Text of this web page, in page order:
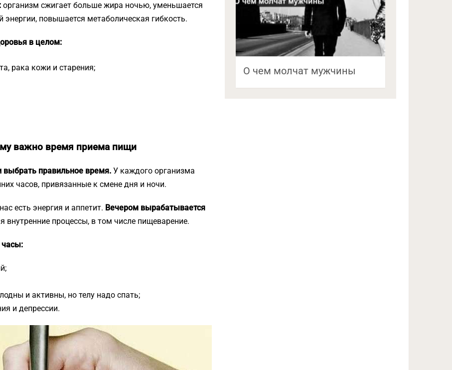
организм сжигает больше жира ночью, уменьшается
энергии, повышается метаболическая гибкость.
в целом:
рака кожи и старения;
важно время приема пищи
выбрать правильное время. У каждого организма
часов, привязанные к смене дня и ночи.
есть энергия и аппетит. Вечером вырабатывается
внутренние процессы, в том числе пищеварение.
часы:
и активны, но телу надо спать;
и депрессии.
О чем молчат мужчины